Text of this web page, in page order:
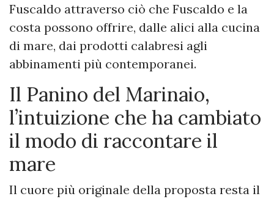
Fuscaldo attraverso ciò che Fuscaldo e la
costa possono offrire, dalle alici alla cucina
di mare, dai prodotti calabresi agli
abbinamenti più contemporanei.
Il Panino del Marinaio,
l’intuizione che ha cambiato
il modo di raccontare il
mare
Il cuore più originale della proposta resta il